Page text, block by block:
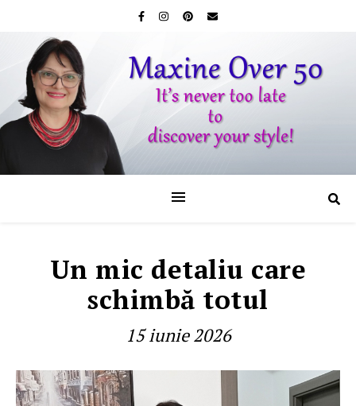
Un mic detaliu care
schimbă totul
15 iunie 2026